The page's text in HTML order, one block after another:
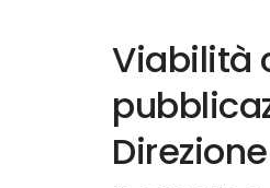
Viabilità